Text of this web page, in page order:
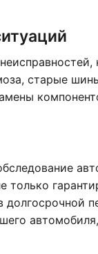
старые